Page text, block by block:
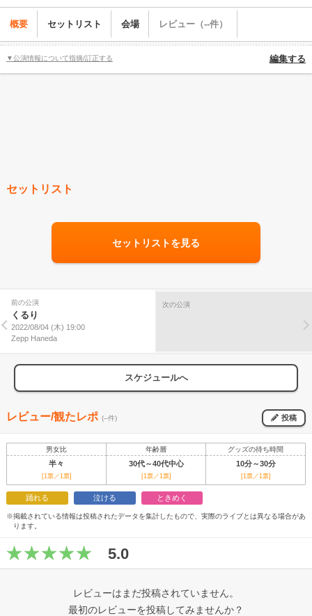
概要 セットリスト 会場 レビュー（--件）
▼公演情報について指摘/訂正する 編集する
セットリスト
セットリストを見る
前の公演
くるり
2022/08/04 (木) 19:00
Zepp Haneda
次の公演
スケジュールへ
レビュー/観たレポ (--件) 投稿
男女比 年齢層 グッズの待ち時間
半々 30代～40代中心 10分～30分
[1票／1票] [1票／1票] [1票／1票]
踊れる 泣ける ときめく
※掲載されている情報は投稿されたデータを集計したもので、実際のライブとは異なる場合があ
ります。
5.0
レビューはまだ投稿されていません。
最初のレビューを投稿してみませんか？